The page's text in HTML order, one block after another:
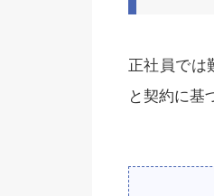
正社員では
と契約に基